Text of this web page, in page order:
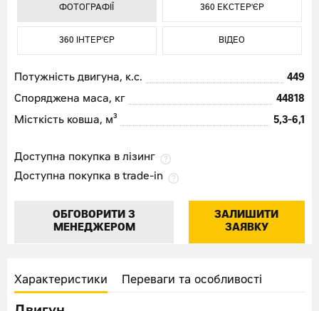
ФОТОГРАФІЇ 360 ЕКСТЕР'ЄР
360 ІНТЕР'ЄР ВІДЕО
360 ІНТЕР'ЄР ВІДЕО
360 ІНТЕР'ЄР ВІДЕО
360 ІНТЕР'ЄР ВІДЕО
Потужність двигуна, к.с.
449
Споряджена маса, кг
44818
Місткість ковша, м³
5,3-6,1
Доступна покупка в лізинг
Доступна покупка в trade-in
ОБГОВОРИТИ З
МЕНЕДЖЕРОМ
ЗАЛИШИТИ
ЗАЯВКУ
Характеристики Переваги та особливості